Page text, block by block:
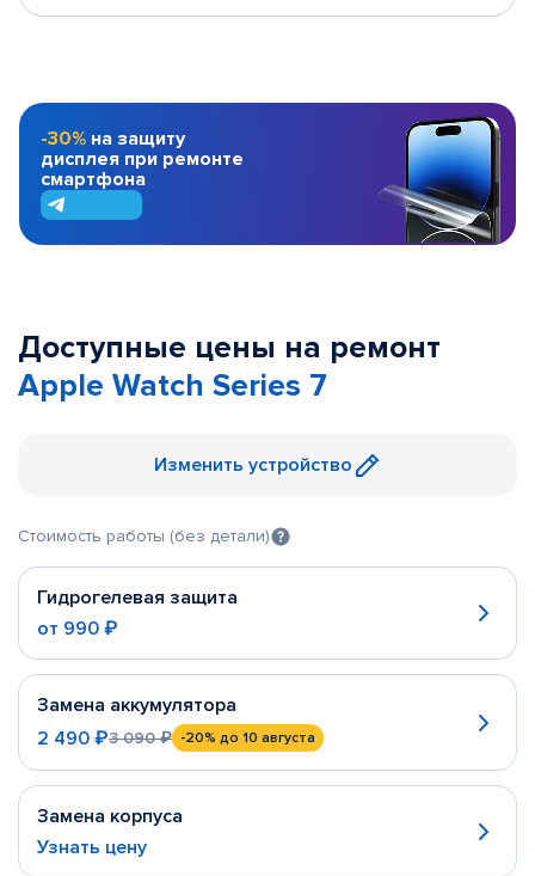
-30% на защиту
дисплея при ремонте
смартфона
Доступные цены на ремонт
Apple Watch Series 7
Изменить устройство
Стоимость работы (без детали)
Гидрогелевая защита
от 990 ₽
Замена аккумулятора
2 490 ₽3 090 ₽ -20% до 10 августа
Замена корпуса
Узнать цену